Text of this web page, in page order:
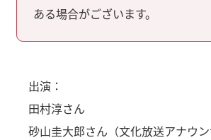
ある場合がございます。
出演：
田村淳さん
砂山圭大郎さん（文化放送アナウン